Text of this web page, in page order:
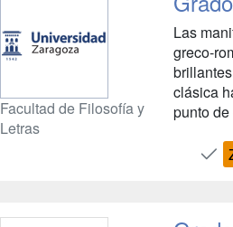
Facultad de Filosofía y
Letras
Las
greco-
clásica
punto